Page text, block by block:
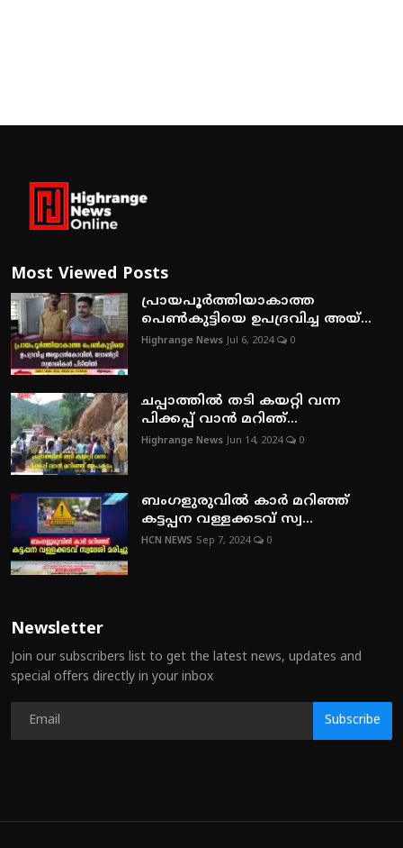
Most Viewed Posts
പ്രായപൂര്‍ത്തിയാകാത്ത
പെണ്‍കുട്ടിയെ ഉപദ്രവിച്ച അയ്...
Highrange News Jul 6, 2024 0
ചപ്പാത്തില്‍ തടി കയറ്റി വന്ന
പിക്കപ്പ് വാന്‍ മറിഞ്...
Highrange News Jun 14, 2024 0
ബംഗളുരുവില്‍ കാര്‍ മറിഞ്ഞ്
കട്ടപ്പന വള്ളക്കടവ് സ്വ...
HCN NEWS Sep 7, 2024 0
Newsletter
Join our subscribers list to get the latest news, updates and
special offers directly in your inbox
Subscribe